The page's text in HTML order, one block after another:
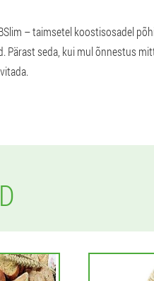
– taimsetel koostisosadel
seda, kui mul õnnestus